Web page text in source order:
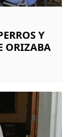
Y
ORIZABA